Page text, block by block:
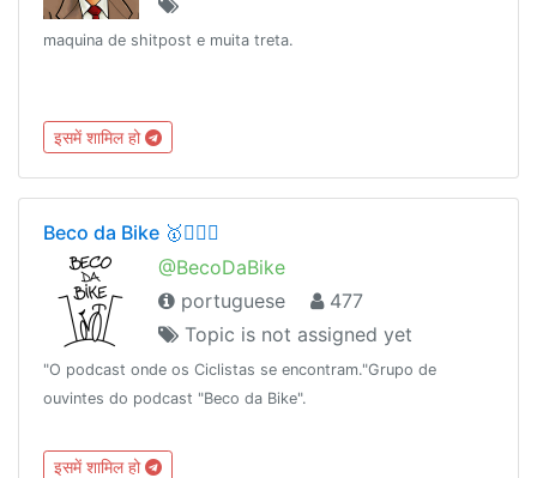
maquina de shitpost e muita treta.
इसमें शामिल हो
Beco da Bike 🥇🚴🏻‍♀️
@BecoDaBike
portuguese
477
Topic is not assigned yet
"O podcast onde os Ciclistas se encontram."Grupo de
ouvintes do podcast "Beco da Bike".
इसमें शामिल हो